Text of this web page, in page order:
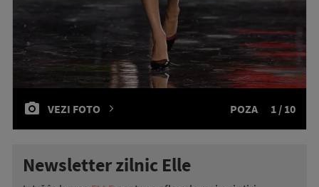
VEZI FOTO POZA 1 / 10
Newsletter zilnic Elle